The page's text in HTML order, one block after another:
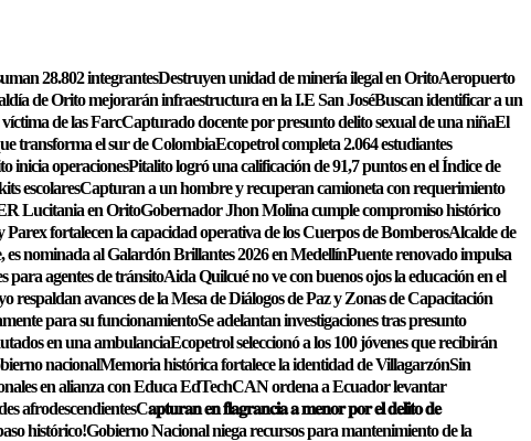
28.802 integrantesDestruyen unidad de minería ilegal en OritoAeropuerto
de Orito mejorarán infraestructura en la I.E San JoséBuscan identificar a un
de las FarcCapturado docente por presunto delito sexual de una niñaEl
transforma el sur de ColombiaEcopetrol completa 2.064 estudiantes
inicia operacionesPitalito logró una calificación de 91,7 puntos en el Índice de
escolaresCapturan a un hombre y recuperan camioneta con requerimiento
Lucitania en OritoGobernador Jhon Molina cumple compromiso histórico
Parex fortalecen la capacidad operativa de los Cuerpos de BomberosAlcalde de
es nominada al Galardón Brillantes 2026 en MedellínPuente renovado impulsa
para agentes de tránsitoAida Quilcué no ve con buenos ojos la educación en el
respaldan avances de la Mesa de Diálogos de Paz y Zonas de Capacitación
para su funcionamientoSe adelantan investigaciones tras presunto
en una ambulanciaEcopetrol seleccionó a los 100 jóvenes que recibirán
nacionalMemoria histórica fortalece la identidad de VillagarzónSin
en alianza con Educa EdTechCAN ordena a Ecuador levantar
afrodescendientesC𝐚𝐩𝐭𝐮𝐫𝐚𝐧 𝐞𝐧 𝐟𝐥𝐚𝐠𝐫𝐚𝐧𝐜𝐢𝐚 𝐚 𝐦𝐞𝐧𝐨𝐫 𝐩𝐨𝐫 𝐞𝐥 𝐝𝐞𝐥𝐢𝐭𝐨 𝐝𝐞
histórico!Gobierno Nacional niega recursos para mantenimiento de la